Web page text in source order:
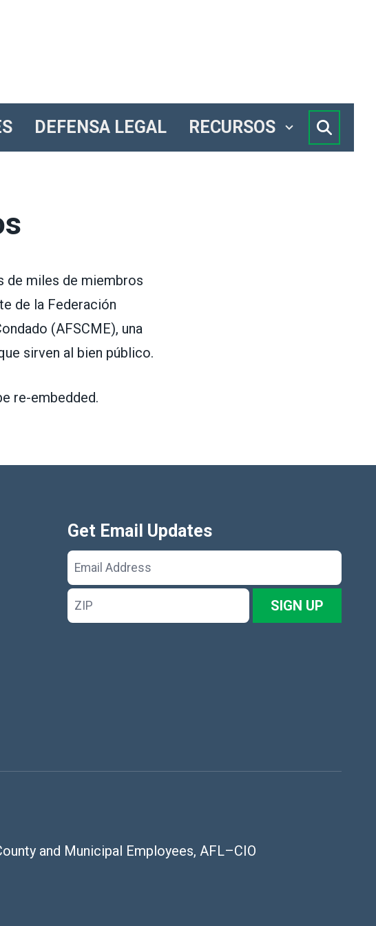
DEFENSA LEGAL RECURSOS
de miles de miembros
de la Federación
(AFSCME), una
sirven al bien público.
re-embedded.
Get Email Updates
Email
Address
ZIP
SIGN UP
and Municipal Employees, AFL–CIO